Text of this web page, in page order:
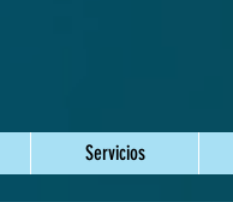
Servicios